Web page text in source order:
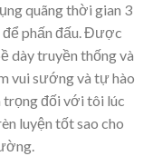
quãng thời gian 3
để phấn đấu. Được
dày truyền thống và
vui sướng và tự hào
trọng đối với tôi lúc
luyện tốt sao cho